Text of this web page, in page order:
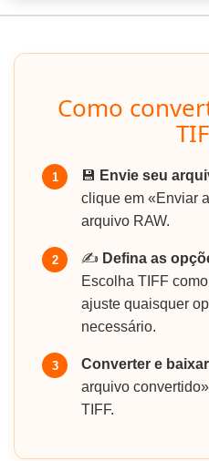
Como
1 💾 Envie seu
clique em «Enviar
arquivo RAW.
2 ✍️ Defina as
Escolha TIFF
ajuste quaisquer
necessário.
3 Converter e
arquivo
TIFF.